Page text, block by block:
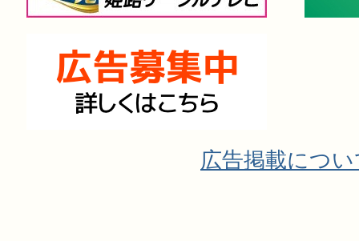
広告掲載につ